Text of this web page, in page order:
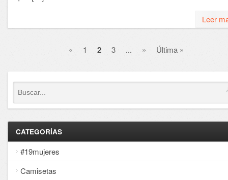
Leer
« 1 2 3 ... » Última »
CATEGORÍAS
#19mujeres
Camisetas